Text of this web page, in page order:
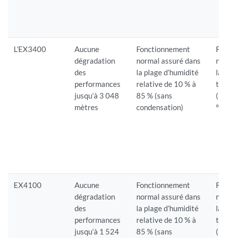
L’EX3400
Aucune
dégradation
des
performances
jusqu’à 3 048
mètres
Fonctionnement
normal assuré dans
la plage d’humidité
relative de 10 % à
85 % (sans
condensation)
la
°F)
EX4100
Aucune
dégradation
des
performances
jusqu’à 1 524
Fonctionnement
normal assuré dans
la plage d’humidité
relative de 10 % à
85 % (sans
la